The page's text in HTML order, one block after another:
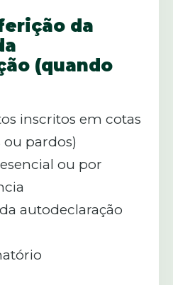
da
(quando
inscritos em cotas
ou pardos)
ou por
autodeclaração